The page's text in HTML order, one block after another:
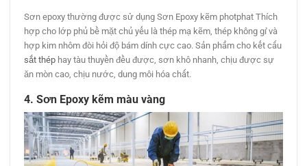
Sơn epoxy thường được sử dụng Sơn Epoxy kẽm photphat Thích
hợp cho lớp phủ bề mặt chủ yếu là thép mạ kẽm, thép không gỉ và
hợp kim nhôm đòi hỏi độ bám dính cực cao. Sản phẩm cho kết cấu
sắt thép hay tàu thuyền đều được, sơn khô nhanh, chịu được sự
ăn mòn cao, chịu nước, dung môi hóa chất.
4. Sơn Epoxy kẽm màu vàng